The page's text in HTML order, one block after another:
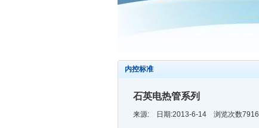
内控标准
石英电热管系列
来源: 日期:2013-6-14 浏览次数7916